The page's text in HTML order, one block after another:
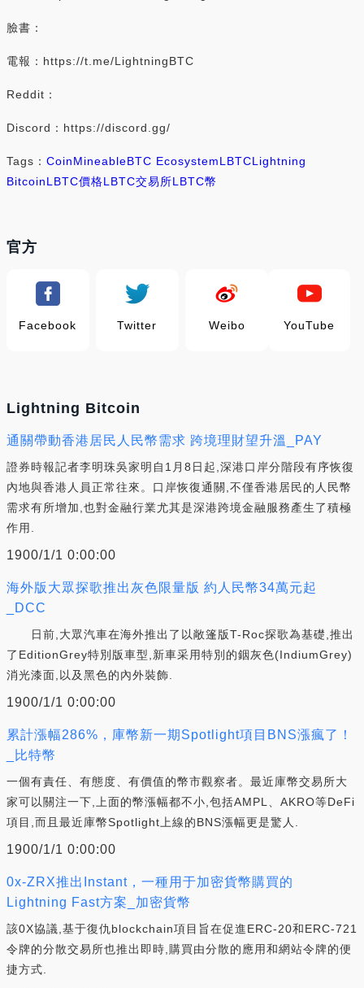
臉書：
電報：https://t.me/LightningBTC
Reddit：
Discord：https://discord.gg/
Tags： CoinMineableBTC EcosystemLBTCLightning
BitcoinLBTC價格LBTC交易所LBTC幣
官方
Facebook Twitter Weibo YouTube
Lightning Bitcoin
通關帶動香港居民人民幣需求 跨境理財望升溫_PAY
證券時報記者李明珠吳家明自1月8日起,深港口岸分階段有序恢復
內地與香港人員正常往來。口岸恢復通關,不僅香港居民的人民幣
需求有所增加,也對金融行業尤其是深港跨境金融服務產生了積極
作用.
1900/1/1 0:00:00
海外版大眾探歌推出灰色限量版 約人民幣34萬元起
_DCC
日前,大眾汽車在海外推出了以敞篷版T-Roc探歌為基礎,推出
了EditionGrey特別版車型,新車采用特別的銦灰色(IndiumGrey)
消光漆面,以及黑色的內外裝飾.
1900/1/1 0:00:00
累計漲幅286%，庫幣新一期Spotlight項目BNS漲瘋了！
_比特幣
一個有責任、有態度、有價值的幣市觀察者。最近庫幣交易所大
家可以關注一下,上面的幣漲幅都不小,包括AMPL、AKRO等DeFi
項目,而且最近庫幣Spotlight上線的BNS漲幅更是驚人.
1900/1/1 0:00:00
0x-ZRX推出Instant，一種用于加密貨幣購買的
Lightning Fast方案_加密貨幣
該0X協議,基于復仇blockchain項目旨在促進ERC-20和ERC-721
令牌的分散交易所也推出即時,購買由分散的應用和網站令牌的便
捷方式.